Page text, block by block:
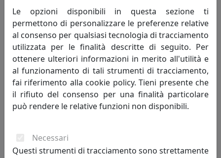
TAVOLINO ROUND 1 ROTONDO D40 IN METALLO CT05040-07
FANGO
MemeDesign
Le opzioni disponibili in questa sezione ti
permettono di personalizzare le preferenze relative
al consenso per qualsiasi tecnologia di tracciamento
utilizzata per le finalità descritte di seguito. Per
ottenere ulteriori informazioni in merito all'utilità e
al funzionamento di tali strumenti di tracciamento,
fai riferimento alla cookie policy. Tieni presente che
il rifiuto del consenso per una finalità particolare
può rendere le relative funzioni non disponibili.
Necessari
Questi strumenti di tracciamento sono strettamente